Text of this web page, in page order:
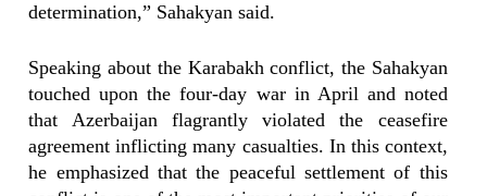
determination,” Sahakyan said.
Speaking about the Karabakh conflict, the Sahakyan
touched upon the four-day war in April and noted
that Azerbaijan flagrantly violated the ceasefire
agreement inflicting many casualties. In this context,
he emphasized that the peaceful settlement of this